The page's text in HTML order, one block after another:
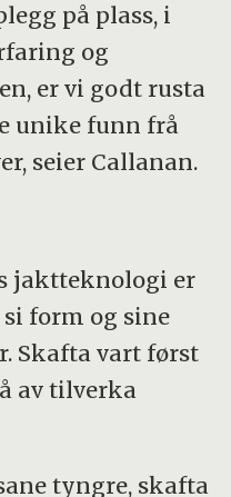
på plass, i
og
er vi godt rusta
unike funn frå
seier Callanan.
jaktteknologi er
form og sine
Skafta vart først
av tilverka
tyngre, skafta